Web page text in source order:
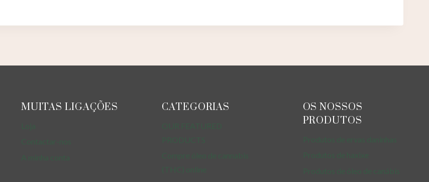
MUITAS LIGAÇÕES CATEGORIAS
OS NOSSOS
PRODUTOS